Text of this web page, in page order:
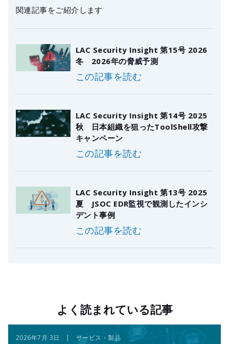
関連記事をご紹介します
LAC Security Insight 第15号 2026
冬 2026年の脅威予測
この記事を読む
LAC Security Insight 第14号 2025
秋 日本組織を狙ったToolShell攻撃
キャンペーン
この記事を読む
LAC Security Insight 第13号 2025
夏 JSOC EDR監視で観測したインシ
デント事例
この記事を読む
よく読まれている記事
2026年7月 3日 | サービス・製品